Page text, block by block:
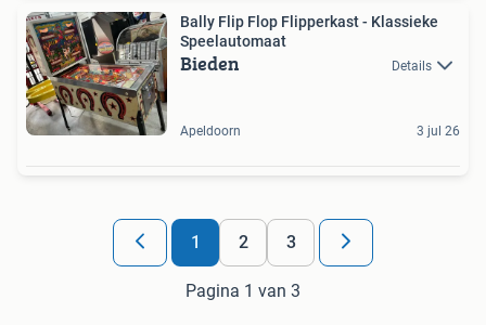
Bally Flip Flop Flipperkast - Klassieke
Speelautomaat
Bieden Details
Apeldoorn 3 jul 26
1 2 3
Pagina 1 van 3